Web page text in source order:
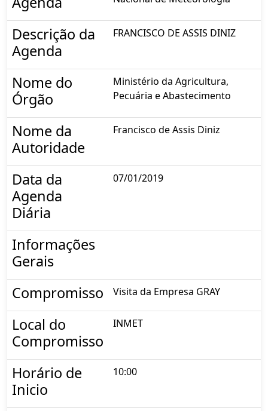
Descrição da
Agenda
FRANCISCO DE ASSIS DINIZ
Nome do
Órgão
Ministério da Agricultura,
Pecuária e Abastecimento
Nome da
Autoridade
Francisco de Assis Diniz
Data da
Agenda
Diária
07/01/2019
Informações
Gerais
Compromisso
Visita da Empresa GRAY
Local do
Compromisso
INMET
Horário de
Inicio
10:00